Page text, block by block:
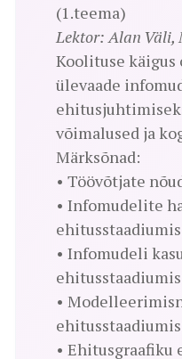
(1.teema)
Lektor: Alan Väli,
Koolituse käigus
ülevaade
võimalused ja
Märksõnad:
• Töövõtjate
• Infomudelite
• Infomudeli
•
• Ehitusgraafiku